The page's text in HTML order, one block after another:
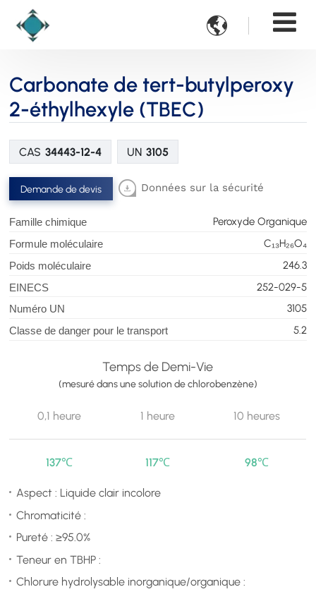

Carbonate de tert-butylperoxy
2-éthylhexyle (TBEC)
CAS 34443-12-4 UN 3105
Demande de devis Données sur la sécurité
Famille chimique Peroxyde Organique
Formule moléculaire C₁₃H₂₆O₄
Poids moléculaire 246.3
EINECS 252-029-5
Numéro UN 3105
Classe de danger pour le transport 5.2
Temps de Demi-Vie
(mesuré dans une solution de chlorobenzène)
0,1 heure
137℃
1 heure
117℃
10 heures
98℃
Aspect : Liquide clair incolore
Chromaticité :
Pureté : ≥95.0%
Teneur en TBHP :
Chlorure hydrolysable inorganique/organique :